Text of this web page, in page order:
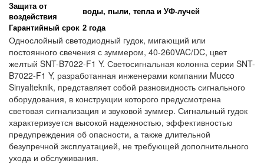
Защита от
воздействия
воды, пыли, тепла и УФ-лучей
Гарантийный срок 2 года
Однослойный светодиодный гудок, мигающий или
постоянного свечения с зуммером, 40-260VAC/DC, цвет
желтый SNT-B7022-F1 Y. Светосигнальная колонна серии SNT-
B7022-F1 Y, разработанная инженерами компании Mucco
Sinyalteknik, представляет собой разновидность сигнального
оборудования, в конструкции которого предусмотрена
световая сигнализация и звуковой зуммер. Сигнальный гудок
характеризуется высокой надежностью, эффективностью
предупреждения об опасности, а также длительной
безупречной эксплуатацией, не требующей дополнительного
ухода и обслуживания.